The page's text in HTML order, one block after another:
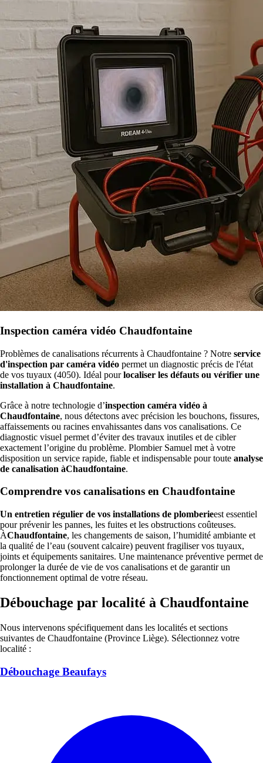
Inspection caméra vidéo Chaudfontaine
Problèmes de canalisations récurrents à Chaudfontaine ? Notre service
d'inspection par caméra vidéo permet un diagnostic précis de l'état
de vos tuyaux (4050). Idéal pourlocaliser les défauts ou vérifier une
installation à Chaudfontaine.
Grâce à notre technologie d’inspection caméra vidéo à
Chaudfontaine, nous détectons avec précision les bouchons, fissures,
affaissements ou racines envahissantes dans vos canalisations. Ce
diagnostic visuel permet d’éviter des travaux inutiles et de cibler
exactement l’origine du problème. Plombier Samuel met à votre
disposition un service rapide, fiable et indispensable pour toute analyse
de canalisation àChaudfontaine.
Comprendre vos canalisations en Chaudfontaine
Un entretien régulier de vos installations de plomberieest essentiel
pour prévenir les pannes, les fuites et les obstructions coûteuses.
ÀChaudfontaine, les changements de saison, l’humidité ambiante et
la qualité de l’eau (souvent calcaire) peuvent fragiliser vos tuyaux,
joints et équipements sanitaires. Une maintenance préventive permet de
prolonger la durée de vie de vos canalisations et de garantir un
fonctionnement optimal de votre réseau.
Débouchage par localité à Chaudfontaine
Nous intervenons spécifiquement dans les localités et sections
suivantes de Chaudfontaine (Province Liège). Sélectionnez votre
localité :
Débouchage Beaufays